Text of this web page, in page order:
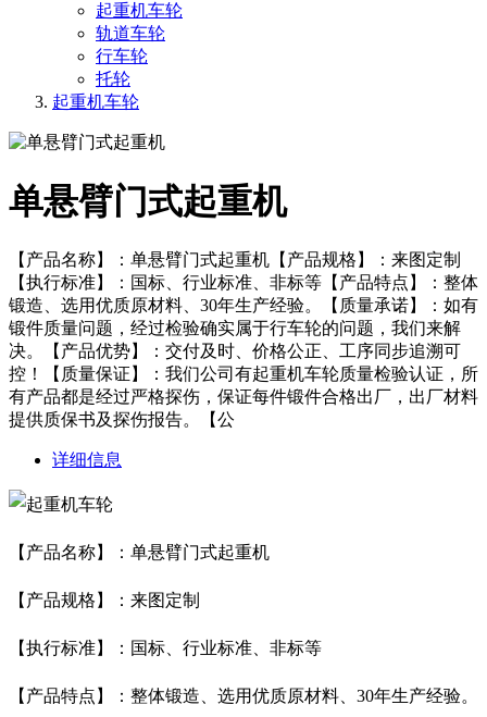
起重机车轮
轨道车轮
行车轮
托轮
起重机车轮
单悬臂门式起重机
【产品名称】：单悬臂门式起重机【产品规格】：来图定制
【执行标准】：国标、行业标准、非标等【产品特点】：整体
锻造、选用优质原材料、30年生产经验。【质量承诺】：如有
锻件质量问题，经过检验确实属于行车轮的问题，我们来解
决。【产品优势】：交付及时、价格公正、工序同步追溯可
控！【质量保证】：我们公司有起重机车轮质量检验认证，所
有产品都是经过严格探伤，保证每件锻件合格出厂，出厂材料
提供质保书及探伤报告。【公
详细信息
【产品名称】：单悬臂门式起重机
【产品规格】：来图定制
【执行标准】：国标、行业标准、非标等
【产品特点】：整体锻造、选用优质原材料、30年生产经验。